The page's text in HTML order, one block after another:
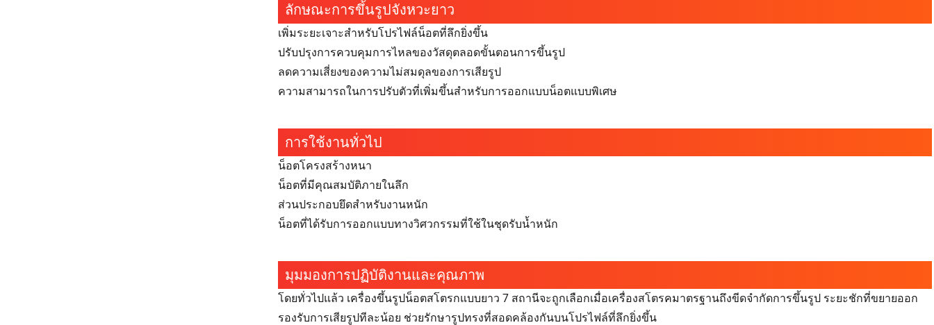
ลักษณะการขึ้นรูปจังหวะยาว
เพิ่มระยะเจาะสำหรับโปรไฟล์น็อตที่ลึกยิ่งขึ้น
ปรับปรุงการควบคุมการไหลของวัสดุตลอดขั้นตอนการขึ้นรูป
ลดความเสี่ยงของความไม่สมดุลของการเสียรูป
ความสามารถในการปรับตัวที่เพิ่มขึ้นสำหรับการออกแบบน็อตแบบพิเศษ
การใช้งานทั่วไป
น็อตโครงสร้างหนา
น็อตที่มีคุณสมบัติภายในลึก
ส่วนประกอบยึดสำหรับงานหนัก
น็อตที่ได้รับการออกแบบทางวิศวกรรมที่ใช้ในชุดรับน้ำหนัก
มุมมองการปฏิบัติงานและคุณภาพ
โดยทั่วไปแล้ว เครื่องขึ้นรูปน็อตสโตรกแบบยาว 7 สถานีจะถูกเลือกเมื่อเครื่องสโตรคมาตรฐานถึงขีดจำกัดการขึ้นรูป ระยะชักที่ขยายออก
รองรับการเสียรูปทีละน้อย ช่วยรักษารูปทรงที่สอดคล้องกันบนโปรไฟล์ที่ลึกยิ่งขึ้น